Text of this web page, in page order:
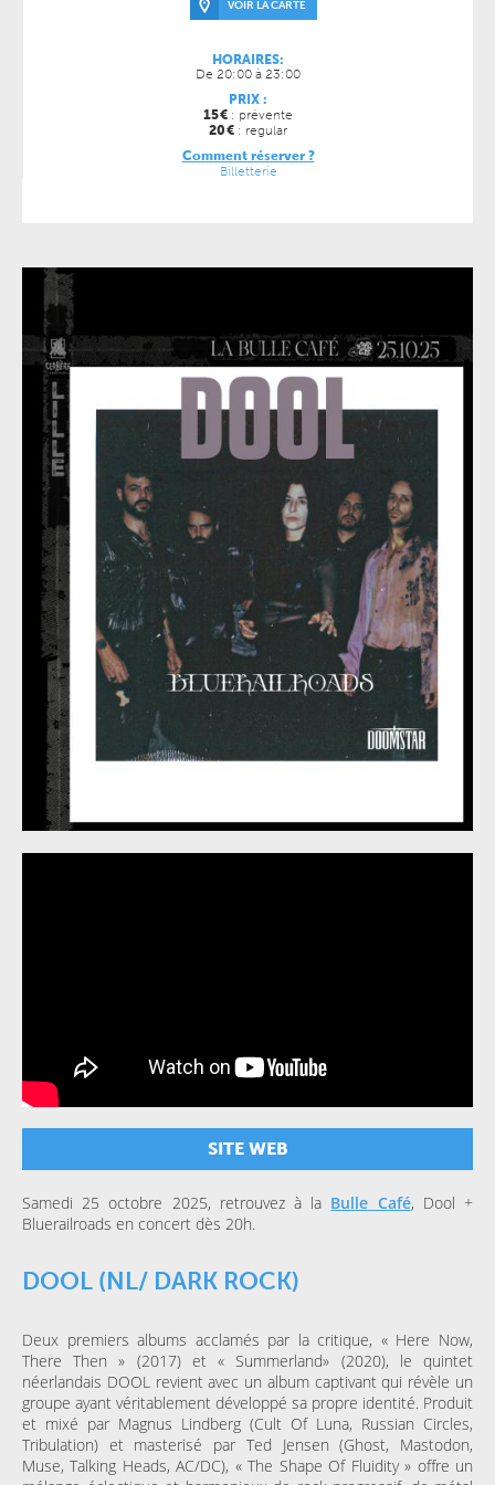
VOIR LA CARTE
HORAIRES:
De 20:00 à 23:00
PRIX :
15€ : prévente
20€ : regular
Comment réserver ?
Billetterie
SITE WEB
Samedi 25 octobre 2025, retrouvez à la Bulle Café, Dool +
Bluerailroads en concert dès 20h.
DOOL (NL/ DARK ROCK)
Deux premiers albums acclamés par la critique, « Here Now,
There Then » (2017) et « Summerland» (2020), le quintet
néerlandais DOOL revient avec un album captivant qui révèle un
groupe ayant véritablement développé sa propre identité. Produit
et mixé par Magnus Lindberg (Cult Of Luna, Russian Circles,
Tribulation) et masterisé par Ted Jensen (Ghost, Mastodon,
Muse, Talking Heads, AC/DC), « The Shape Of Fluidity » offre un